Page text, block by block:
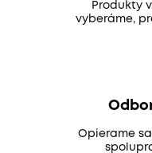
Produkty
vyberáme,
Opierame